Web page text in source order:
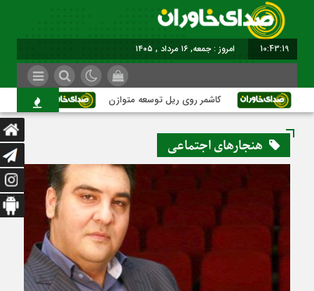
10:43:19 امروز : جمعه, ۱۶ مرداد , ۱۴۰۵
کاشمر روی ریل توسعه متوازن کاشمر؛
هنجارهای اجتماعی